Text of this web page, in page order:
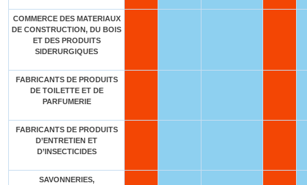
COMMERCE DES MATERIAUX
DE CONSTRUCTION, DU BOIS
ET DES PRODUITS
SIDERURGIQUES
FABRICANTS DE PRODUITS
DE TOILETTE ET DE
PARFUMERIE
FABRICANTS DE PRODUITS
D’ENTRETIEN ET
D’INSECTICIDES
SAVONNERIES,